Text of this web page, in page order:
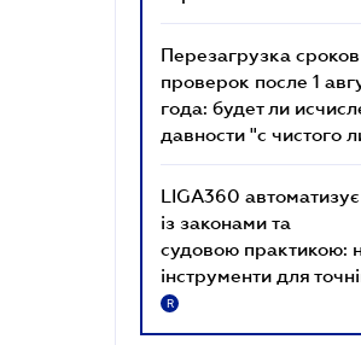
Перезагрузка
проверок после 1
года: будет ли
давности "с чистого
LIGA360
із законами та
судовою практикою:
інструменти для
R